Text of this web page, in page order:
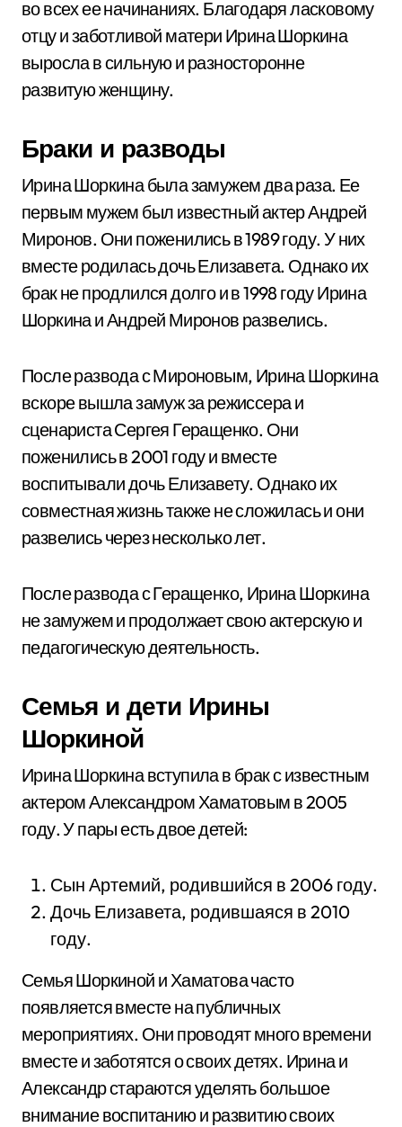
во всех ее начинаниях. Благодаря ласковому
отцу и заботливой матери Ирина Шоркина
выросла в сильную и разносторонне
развитую женщину.
Браки и разводы
Ирина Шоркина была замужем два раза. Ее
первым мужем был известный актер Андрей
Миронов. Они поженились в 1989 году. У них
вместе родилась дочь Елизавета. Однако их
брак не продлился долго и в 1998 году Ирина
Шоркина и Андрей Миронов развелись.
После развода с Мироновым, Ирина Шоркина
вскоре вышла замуж за режиссера и
сценариста Сергея Геращенко. Они
поженились в 2001 году и вместе
воспитывали дочь Елизавету. Однако их
совместная жизнь также не сложилась и они
развелись через несколько лет.
После развода с Геращенко, Ирина Шоркина
не замужем и продолжает свою актерскую и
педагогическую деятельность.
Семья и дети Ирины
Шоркиной
Ирина Шоркина вступила в брак с известным
актером Александром Хаматовым в 2005
году. У пары есть двое детей:
Сын Артемий, родившийся в 2006 году.
Дочь Елизавета, родившаяся в 2010
году.
Семья Шоркиной и Хаматова часто
появляется вместе на публичных
мероприятиях. Они проводят много времени
вместе и заботятся о своих детях. Ирина и
Александр стараются уделять большое
внимание воспитанию и развитию своих